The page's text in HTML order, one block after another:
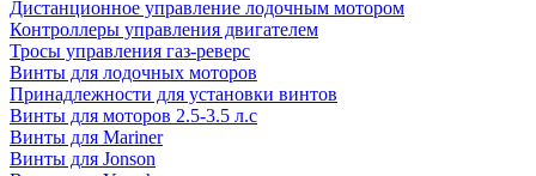
Дистанционное управление лодочным мотором
Контроллеры управления двигателем
Тросы управления газ-реверс
Винты для лодочных моторов
Принадлежности для установки винтов
Винты для моторов 2.5-3.5 л.с
Винты для Mariner
Винты для Jonson